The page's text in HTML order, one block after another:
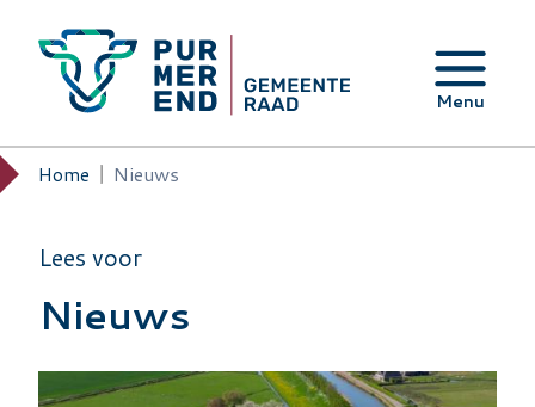
Menu
Kruimelpad
Home Nieuws
Lees voor
Nieuws